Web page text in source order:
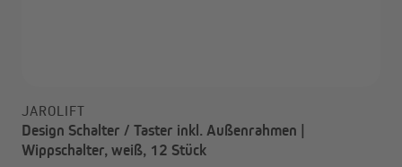
JAROLIFT
Design Schalter / Taster inkl. Außenrahmen |
Wippschalter, weiß, 12 Stück